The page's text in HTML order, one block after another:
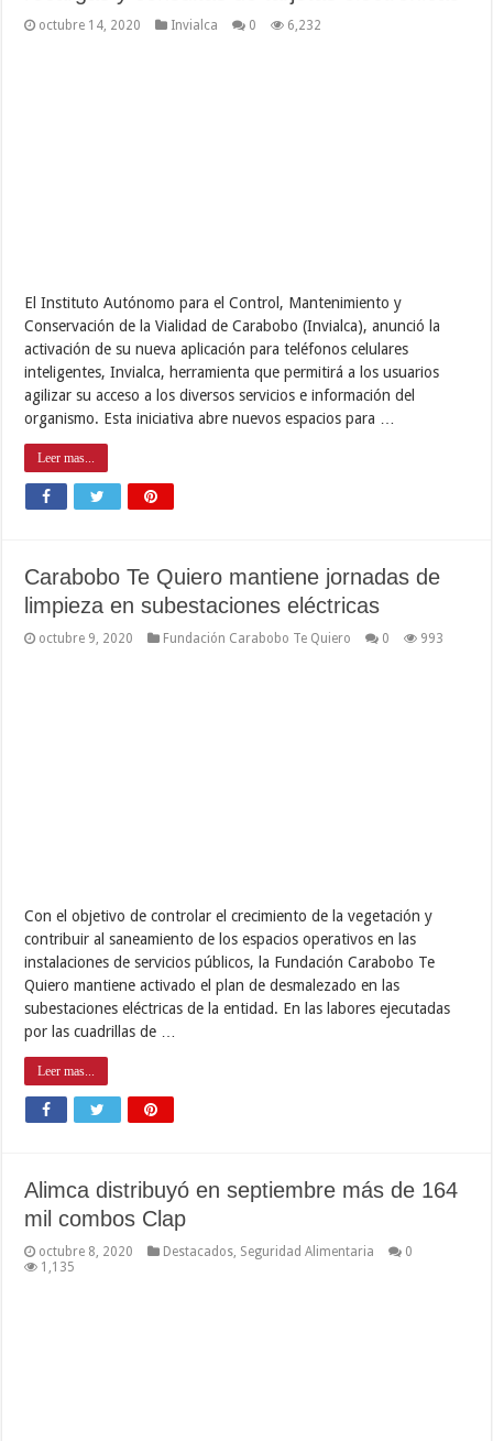
octubre 14, 2020 Invialca 0 6,232
El Instituto Autónomo para el Control, Mantenimiento y
Conservación de la Vialidad de Carabobo (Invialca), anunció la
activación de su nueva aplicación para teléfonos celulares
inteligentes, Invialca, herramienta que permitirá a los usuarios
agilizar su acceso a los diversos servicios e información del
organismo. Esta iniciativa abre nuevos espacios para …
Leer mas...
Carabobo Te Quiero mantiene jornadas de
limpieza en subestaciones eléctricas
octubre 9, 2020 Fundación Carabobo Te Quiero 0 993
Con el objetivo de controlar el crecimiento de la vegetación y
contribuir al saneamiento de los espacios operativos en las
instalaciones de servicios públicos, la Fundación Carabobo Te
Quiero mantiene activado el plan de desmalezado en las
subestaciones eléctricas de la entidad. En las labores ejecutadas
por las cuadrillas de …
Leer mas...
Alimca distribuyó en septiembre más de 164
mil combos Clap
octubre 8, 2020 Destacados Seguridad Alimentaria
0
1,135